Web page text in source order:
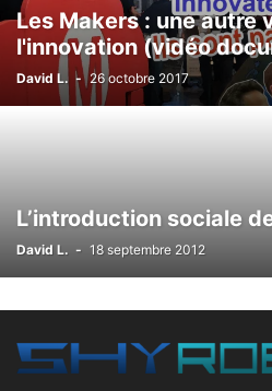
Les Makers : une autre
l'innovation (vidéo
David L. - 26 octobre 2017
L’introduction sociale
David L. - 18 septembre 2012